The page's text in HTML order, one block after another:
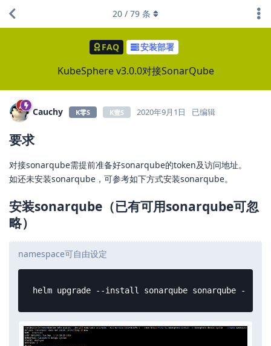
FAQ 安装部署
KubeSphere v3.0.0对接SonarQube
20 / 79 条
Cauchy K零S K壹S 2020年9月1日 已编辑
要求
对接sonarqube需提前准备好sonarqube的token及访问地址。
如还未安装sonarqube，可参考如下方式安装sonarqube。
安装sonarqube（已有可用sonarqube可忽
略）
namespace可自由设定
helm upgrade --install sonarqube sonarqube --